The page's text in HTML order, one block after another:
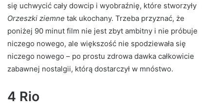
się uchwycić cały dowcip i wyobraźnię, które stworzyły
Orzeszki ziemne tak ukochany. Trzeba przyznać, że
poniżej 90 minut film nie jest zbyt ambitny i nie próbuje
niczego nowego, ale większość nie spodziewała się
niczego nowego – po prostu zdrowa dawka całkowicie
zabawnej nostalgii, którą dostarczył w mnóstwo.
4 Rio